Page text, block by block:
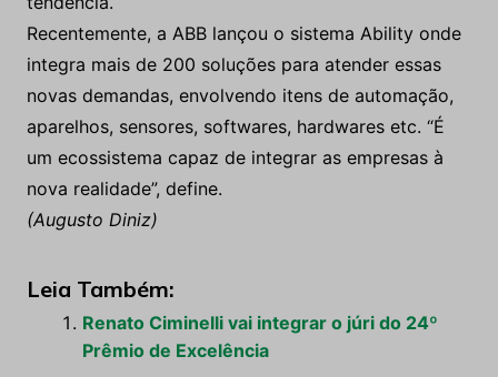
Recentemente, a ABB lançou o sistema Ability onde
integra mais de 200 soluções para atender essas
novas demandas, envolvendo itens de automação,
aparelhos, sensores, softwares, hardwares etc. “É
um ecossistema capaz de integrar as empresas à
nova realidade”, define.
(Augusto Diniz)
Leia Também:
Renato Ciminelli vai integrar o júri do 24º
Prêmio de Excelência